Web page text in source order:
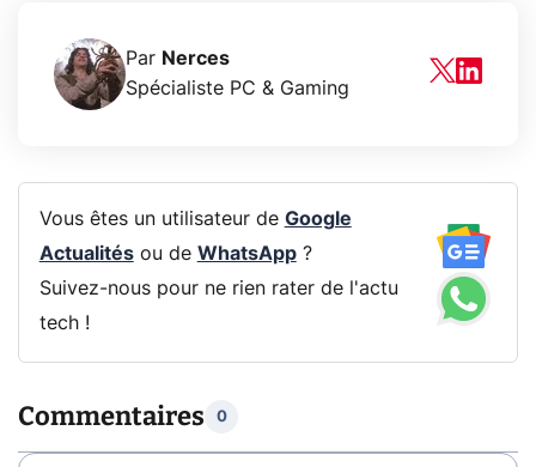
Par Nerces
Spécialiste PC & Gaming
Vous êtes un utilisateur de Google
Actualitésou de WhatsApp?
Suivez-nous pour ne rien rater de l'actu
tech !
Commentaires 0